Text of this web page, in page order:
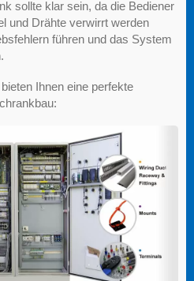
sollte klar sein, da die Bediener
und Drähte verwirrt werden
führen und das System
Ihnen eine perfekte